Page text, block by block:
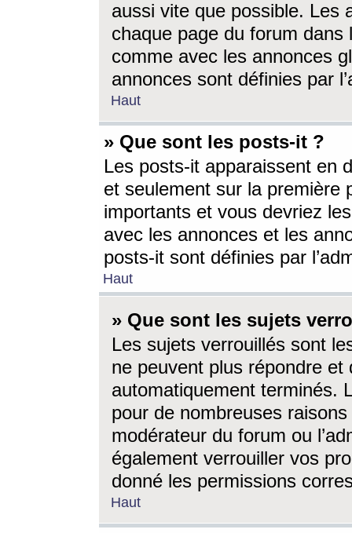
aussi vite que possible. Les
chaque page du forum dans
comme avec les annonces
annonces sont définies par
Haut
» Que sont les posts-it ?
Les posts-it apparaissent en
et seulement sur la première
importants et vous devriez
avec les annonces et les
posts-it sont définies par
Haut
» Que sont les sujets
Les sujets verrouillés sont
ne peuvent plus répondre
automatiquement terminés.
pour de nombreuses
modérateur du forum ou
également verrouiller vos
donné les permissions
Haut